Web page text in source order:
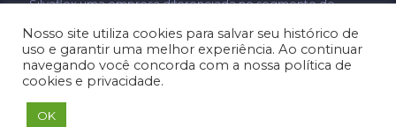
Silvaflex uma empresa diferenciada no segmento de
Copyright © 2013 SilvaFlex
Nosso site utiliza cookies para salvar seu histórico de
uso e garantir uma melhor experiência. Ao continuar
navegando você concorda com a nossa política de
cookies e privacidade.
OK